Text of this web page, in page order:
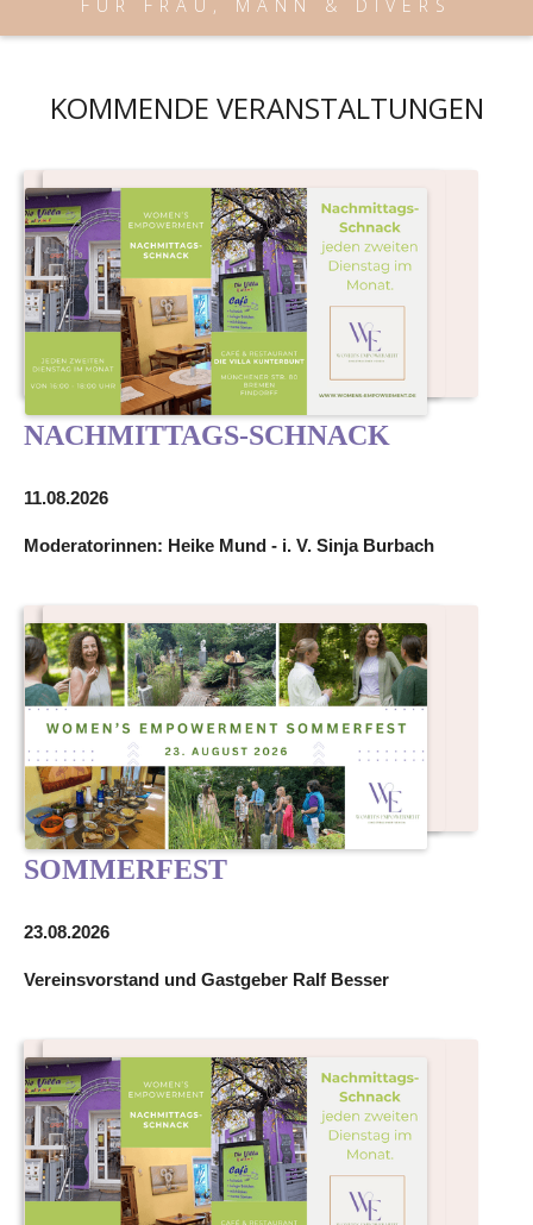
FÜR FRAU, MANN & DIVERS
KOMMENDE VERANSTALTUNGEN
NACHMITTAGS-SCHNACK
11.08.2026
Moderatorinnen: Heike Mund - i. V. Sinja Burbach
SOMMERFEST
23.08.2026
Vereinsvorstand und Gastgeber Ralf Besser